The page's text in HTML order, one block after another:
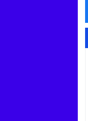
الحالة الصحية لسائق
وإسبانيا في عملية أمنية
الوطني في مهمة رسمية
جريمة قتل داخل مستشفى بعد